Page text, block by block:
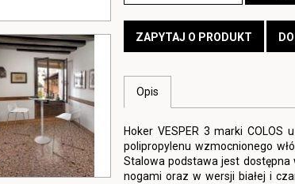
ZAPYTAJ O PRODUKT
Opis
Hoker VESPER 3 marki COLOS
polipropylenu wzmocnionego
Stalowa podstawa jest
nogami oraz w wersji białej i